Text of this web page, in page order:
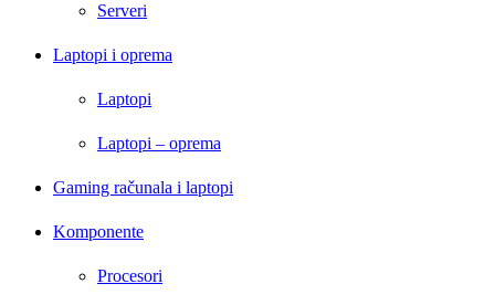
Serveri
Laptopi i oprema
Laptopi
Laptopi – oprema
Gaming računala i laptopi
Komponente
Procesori